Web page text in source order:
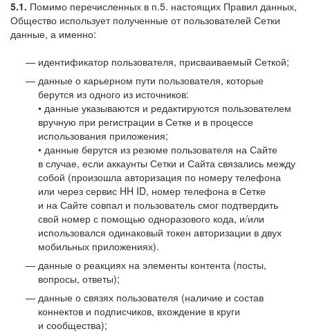
5.1. Помимо перечисленных в п.5. настоящих Правил данных,
Общество использует полученные от пользователей Сетки
данные, а именно:
идентификатор пользователя, присваиваемый Сеткой;
данные о карьерном пути пользователя, которые
берутся из одного из источников:
• данные указываются и редактируются пользователем
вручную при регистрации в Сетке и в процессе
использования приложения;
• данные берутся из резюме пользователя на Сайте
в случае, если аккаунты Сетки и Сайта связались между
собой (произошла авторизация по номеру телефона
или через сервис HH ID, номер телефона в Сетке
и на Сайте совпал и пользователь смог подтвердить
свой номер с помощью одноразового кода, и/или
использовался одинаковый токен авторизации в двух
мобильных приложениях).
данные о реакциях на элементы контента (посты,
вопросы, ответы);
данные о связях пользователя (наличие и состав
коннектов и подписчиков, вхождение в круги
и сообщества);